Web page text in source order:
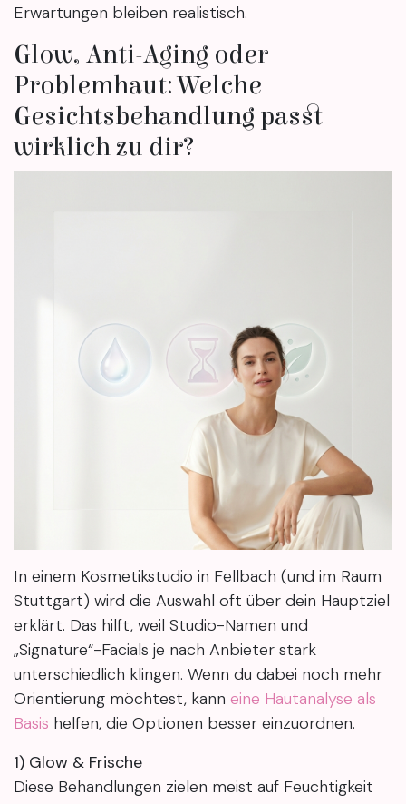
Erwartungen bleiben realistisch.
Glow, Anti-Aging oder
Problemhaut: Welche
Gesichtsbehandlung passt
wirklich zu dir?
In einem Kosmetikstudio in Fellbach (und im Raum
Stuttgart) wird die Auswahl oft über dein Hauptziel
erklärt. Das hilft, weil Studio-Namen und
„Signature“-Facials je nach Anbieter stark
unterschiedlich klingen. Wenn du dabei noch mehr
Orientierung möchtest, kann eine Hautanalyse als
Basis helfen, die Optionen besser einzuordnen.
1) Glow & Frische
Diese Behandlungen zielen meist auf Feuchtigkeit